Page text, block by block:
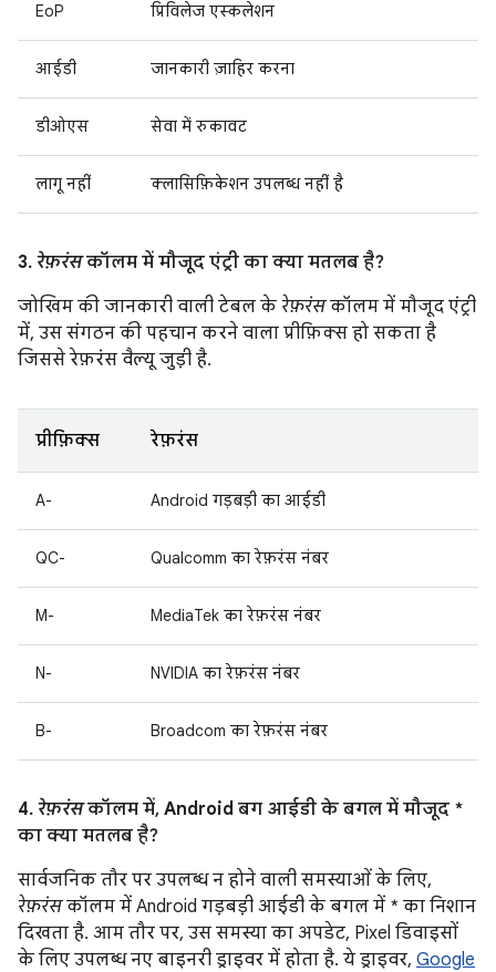
EoP प्रिविलेज एस्कलेशन
आईडी जानकारी ज़ाहिर करना
डीओएस सेवा में रुकावट
लागू नहीं क्लासिफ़िकेशन उपलब्ध नहीं है
3. रेफ़रंसकॉलम में मौजूद एंट्री का क्या मतलब है?
जोखिम की जानकारी वाली टेबल के रेफ़रंसकॉलम में मौजूद एंट्री
में, उस संगठन की पहचान करने वाला प्रीफ़िक्स हो सकता है
जिससे रेफ़रंस वैल्यू जुड़ी है.
प्रीफ़िक्स रेफ़रंस
A- Android गड़बड़ी का आईडी
QC- Qualcomm का रेफ़रंस नंबर
M- MediaTek का रेफ़रंस नंबर
N- NVIDIA का रेफ़रंस नंबर
B- Broadcom का रेफ़रंस नंबर
4. रेफ़रंसकॉलम में, Android बग आईडी के बगल में मौजूद *
का क्या मतलब है?
सार्वजनिक तौर पर उपलब्ध न होने वाली समस्याओं के लिए,
रेफ़रंसकॉलम में Android गड़बड़ी आईडी के बगल में * का निशान
दिखता है. आम तौर पर, उस समस्या का अपडेट, Pixel डिवाइसों
के लिए उपलब्ध नए बाइनरी ड्राइवर में होता है. ये ड्राइवर, Google